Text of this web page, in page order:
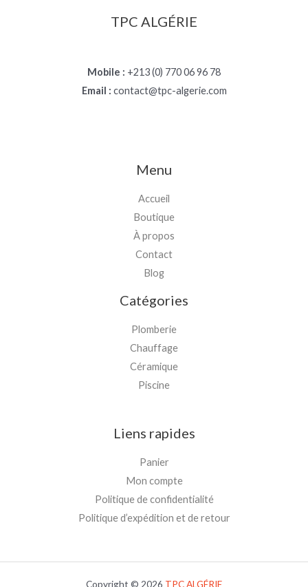
TPC ALGÉRIE
Mobile : +213 (0) 770 06 96 78
Email : contact@tpc-algerie.com
Menu
Accueil
Boutique
À propos
Contact
Blog
Catégories
Plomberie
Chauffage
Céramique
Piscine
Liens rapides
Panier
Mon compte
Politique de confidentialité
Politique d’expédition et de retour
Copyright © 2026 TPCALGÉRIE